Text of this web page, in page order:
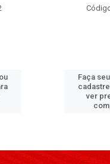
Faça
ver